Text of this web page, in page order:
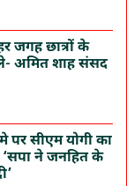
जगह छात्रों के
अमित शाह संसद
पर सीएम योगी का
‘सपा ने जनहित के